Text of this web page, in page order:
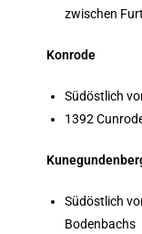
zwischen
Konrode
Südöstlich
1392
Südöstlich
Bodenbachs